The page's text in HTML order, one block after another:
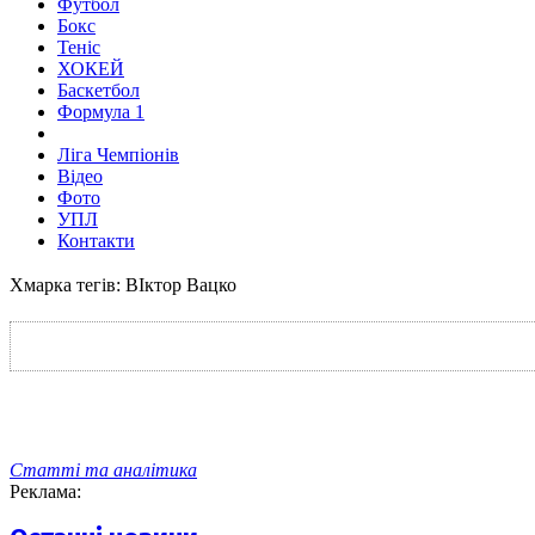
Футбол
Бокс
Теніс
ХОКЕЙ
Баскетбол
Формула 1
Ліга Чемпіонів
Відео
Фото
УПЛ
Контакти
Хмарка тегів: ВІктор Вацко
Статті та аналітика
Реклама: